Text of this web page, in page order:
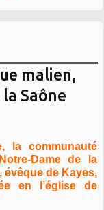
malien,
Saône
la communauté
Dame de la
évêque de Kayes,
en l’église de